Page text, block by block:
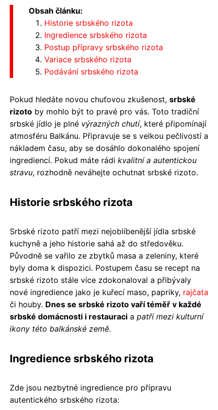
Obsah článku:
Historie srbského rizota
Ingredience srbského rizota
Postup přípravy srbského rizota
Variace srbského rizota
Podávání srbského rizota
Pokud hledáte novou chuťovou zkušenost, srbské
rizoto by mohlo být to pravé pro vás. Toto tradiční
srbské jídlo je plné výrazných chutí, které připomínají
atmosféru Balkánu. Připravuje se s velkou pečlivostí a
nákladem času, aby se dosáhlo dokonalého spojení
ingrediencí. Pokud máte rádi kvalitní a autentickou
stravu, rozhodně neváhejte ochutnat srbské rizoto.
Historie srbského rizota
Srbské rizoto patří mezi nejoblíbenější jídla srbské
kuchyně a jeho historie sahá až do středověku.
Původně se vařilo ze zbytků masa a zeleniny, které
byly doma k dispozici. Postupem času se recept na
srbské rizoto stále více zdokonaloval a přibývaly
nové ingredience jako je kuřecí maso, papriky, rajčata
či houby. Dnes se srbské rizoto vaří téměř v každé
srbské domácnosti i restauraci a patří mezi kulturní
ikony této balkánské země.
Ingredience srbského rizota
Zde jsou nezbytné ingredience pro přípravu
autentického srbského rizota: